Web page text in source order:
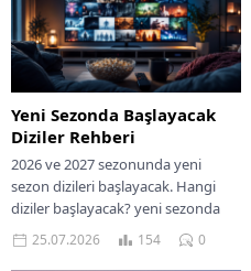
Yeni Sezonda Başlayacak
Diziler Rehberi
2026 ve 2027 sezonunda yeni
sezon dizileri başlayacak. Hangi
diziler başlayacak? yeni sezonda
yer alacak dizileri sizler için
toparladık. Merakla...
25.07.2026 154 0